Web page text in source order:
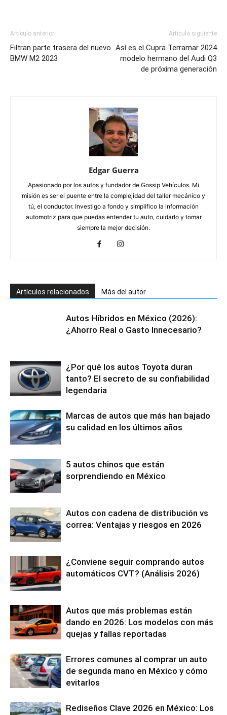
Artículo anterior
Filtran parte trasera del nuevo
BMW M2 2023
Artículo siguiente
Así es el Cupra Terramar 2024
modelo hermano del Audi Q3
de próxima generación
Edgar Guerra
Apasionado por los autos y fundador de Gossip Vehículos. Mi
misión es ser el puente entre la complejidad del taller mecánico y
tú, el conductor. Investigo a fondo y simplifico la información
automotriz para que puedas entender tu auto, cuidarlo y tomar
siempre la mejor decisión.
Artículos relacionados Más del autor
Autos Híbridos en México (2026):
¿Ahorro Real o Gasto Innecesario?
¿Por qué los autos Toyota duran
tanto? El secreto de su confiabilidad
legendaria
Marcas de autos que más han bajado
su calidad en los últimos años
5 autos chinos que están
sorprendiendo en México
Autos con cadena de distribución vs
correa: Ventajas y riesgos en 2026
¿Conviene seguir comprando autos
automáticos CVT? (Análisis 2026)
Autos que más problemas están
dando en 2026: Los modelos con más
quejas y fallas reportadas
Errores comunes al comprar un auto
de segunda mano en México y cómo
evitarlos
Rediseños Clave 2026 en México: Los